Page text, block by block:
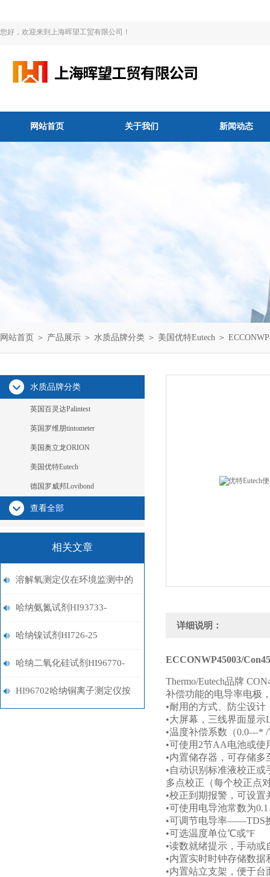
您好，欢迎来到上海晖望工贸有限公司！
网站首页 关于我们 新闻动态
网站首页 ＞ 产品展示 ＞ 水质品牌分类 ＞ 美国优特Eutech ＞
水质品牌分类
英国百灵达Palintest
英国罗维朋tintometer
美国奥立龙ORION
美国优特Eutech
德国罗威邦Lovibond
查看全部
相关文章
溶解氧测定仪在环境监测中的
关键作用
哈纳氨氮试剂HI93733-
01/93733-03
哈纳镍试剂HI726-25
哈纳二氧化硅试剂HI96770-
01/HI96770-03
HI96702哈纳铜离子测定仪按
详细说明：
ECCONWP45003/
Thermo/Eutech品牌
补偿功能的电导率电极
•耐用的方式、防尘设计
•大屏幕，三线界面显示
•温度补偿系数（0.0—*
•可使用 2节AA电池或使
•内置储存器，可存储多
•自动识别标准液校正
多点校正（每个校正点
•校正到期报警，可设置
•可使用电导池常数为0.1
•可调节电导率——TDS
•可选温度单位℃或°F
•读数就绪提示，手动或
•内置实时时钟存储数
•内置站立支架，便于台